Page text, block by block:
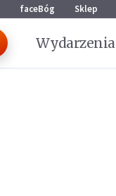
faceBóg Sklep
Wydarzenia